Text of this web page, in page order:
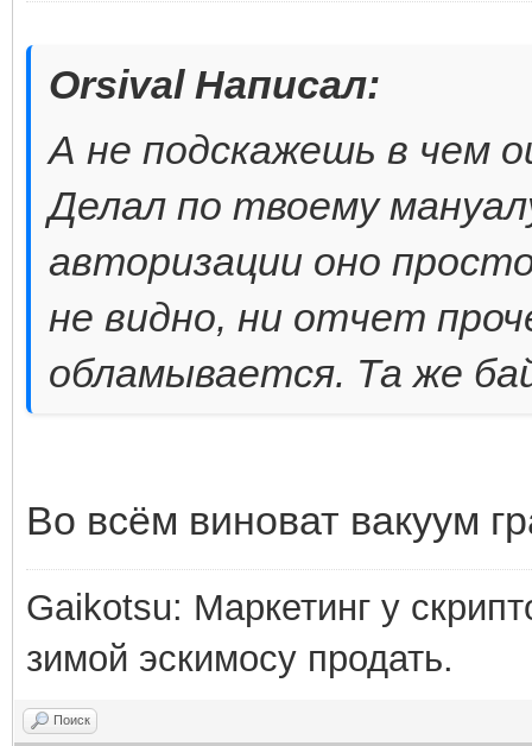
Orsival Написал:
А не подскажешь в чем
Делал по твоему
авторизации оно
не видно, ни отчет
обламывается. Та же
Во всём виноват вакуум
Gaikotsu: Маркетинг у
зимой эскимосу продать.
Поиск